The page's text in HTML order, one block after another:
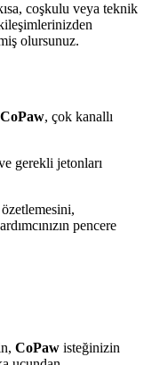
coşkulu veya teknik
olursunuz.
CoPaw, çok kanallı
gerekli jetonları
özetlemesini,
pencere
CoPaw isteğinizin